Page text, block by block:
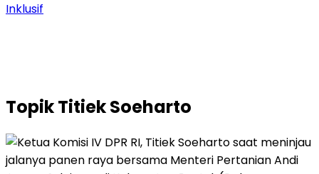
Inklusif
TopikTitiek Soeharto